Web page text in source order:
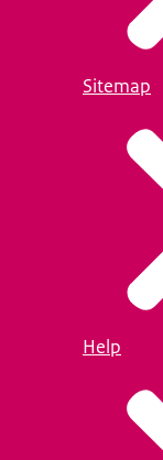
Sitemap
Help